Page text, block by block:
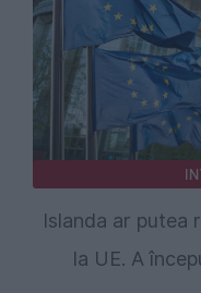
Islanda ar putea
la UE. A